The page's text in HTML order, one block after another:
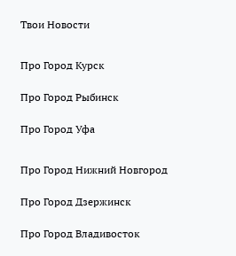
Твои Новости
Про Город Курск
Про Город Рыбинск
Про Город Уфа
Про Город Нижний Новгород
Про Город Дзержинск
Про Город Владивосток